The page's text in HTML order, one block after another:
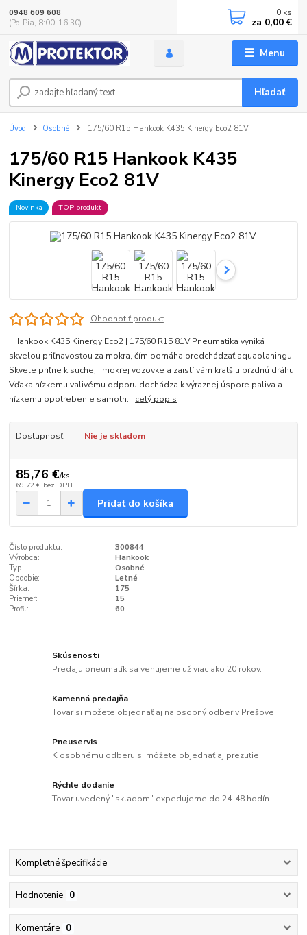
Menu
Hľadať
0948 609 608
(Po-Pia, 8:00-16:30)
0 ks
za 0,00 €
Úvod Osobné 175/60 R15 Hankook K435 Kinergy Eco2 81V
175/60 R15 Hankook K435
Kinergy Eco2 81V
Novinka TOP produkt
Ohodnotiť produkt
Hankook K435 Kinergy Eco2 | 175/60 R15 81V Pneumatika vyniká
skvelou priľnavosťou za mokra, čím pomáha predchádzať aquaplaningu.
Skvele priľne k suchej i mokrej vozovke a zaistí vám kratšiu brzdnú dráhu.
Vďaka nízkemu valivému odporu dochádza k výraznej úspore paliva a
nízkemu opotrebenie samotn... celý popis
Dostupnosť Nie je skladom
85,76 €/ks
69,72 € bez DPH
Pridať do košíka
Číslo produktu:
300844
Výrobca:
Hankook
Typ:
Osobné
Obdobie:
Letné
Šírka:
175
Priemer:
15
Profil:
60
Skúsenosti
Predaju pneumatík sa venujeme už viac ako 20 rokov.
Kamenná predajňa
Tovar si možete objednať aj na osobný odber v Prešove.
Pneuservis
K osobnému odberu si môžete objednať aj prezutie.
Rýchle dodanie
Tovar uvedený "skladom" expedujeme do 24-48 hodín.
Kompletné špecifikácie
Hodnotenie 0
Komentáre 0